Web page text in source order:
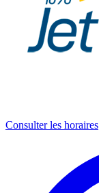
Consulter les horaires